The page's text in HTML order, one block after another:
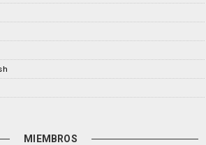
MIEMBROS